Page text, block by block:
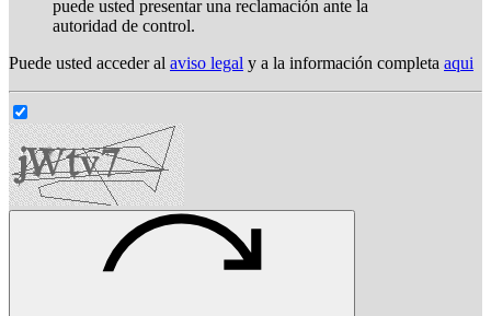
puede usted presentar una reclamación ante la
autoridad de control.
Puede usted acceder al aviso legal y a la información completa aqui